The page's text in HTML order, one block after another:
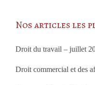
Nos articles les
Droit du travail – juillet
Droit commercial et des